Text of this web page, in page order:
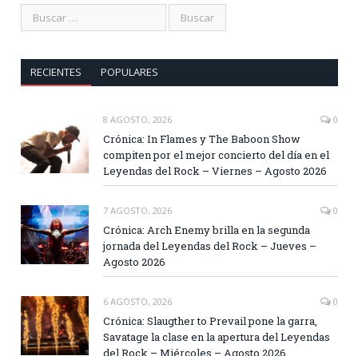
RECIENTES POPULARES
8 AGOSTO, 2026 0
Crónica: In Flames y The Baboon Show
compiten por el mejor concierto del día en el
Leyendas del Rock – Viernes – Agosto 2026
7 AGOSTO, 2026 0
Crónica: Arch Enemy brilla en la segunda
jornada del Leyendas del Rock – Jueves –
Agosto 2026
6 AGOSTO, 2026 0
Crónica: Slaugther to Prevail pone la garra,
Savatage la clase en la apertura del Leyendas
del Rock – Miércoles – Agosto 2026